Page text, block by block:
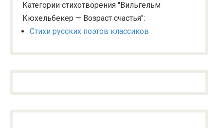
Категории стихотворения "Вильгельм
Кюхельбекер — Возраст счастья":
Стихи русских поэтов классиков